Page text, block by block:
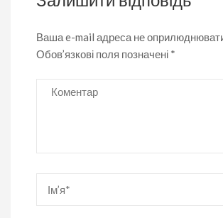
Ваша e-mail адреса не
Обов’язкові поля позначені *
Коментар